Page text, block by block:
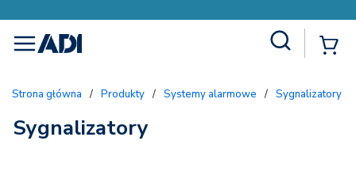
menu
Strona główna / Produkty / Systemy alarmowe / Sygnalizatory
Sygnalizatory